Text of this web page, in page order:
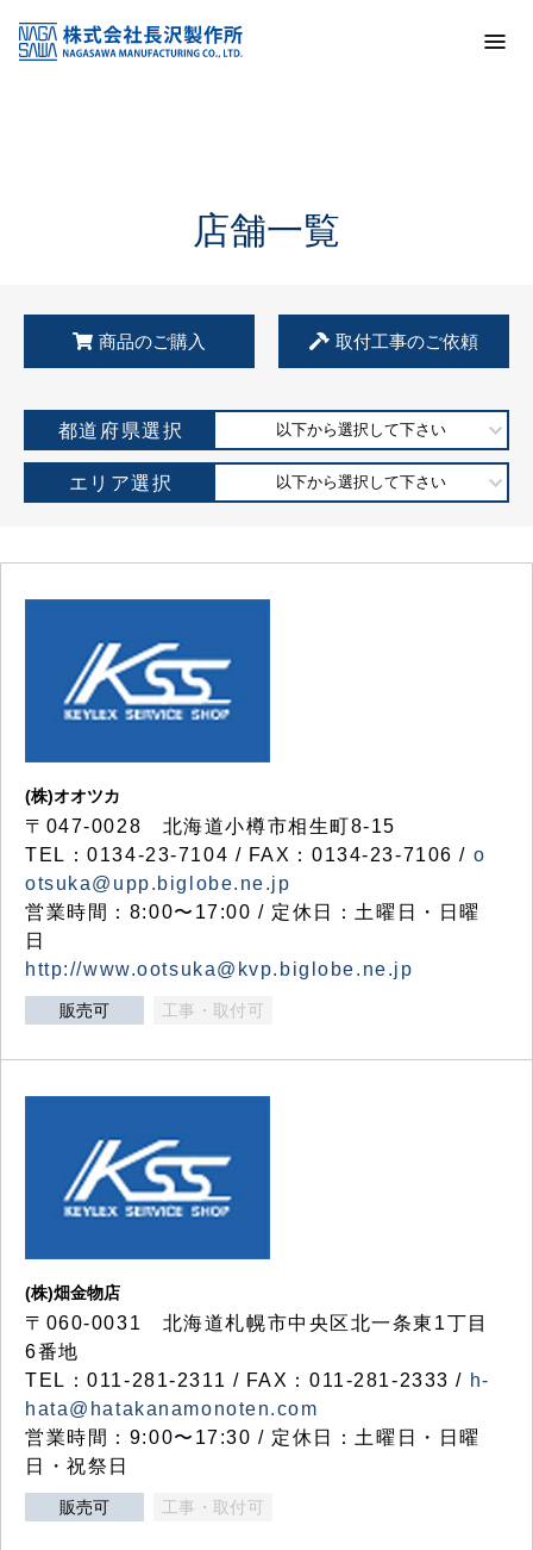
KSS加盟店・取扱店情報
店舗一覧
店舗一覧
商品のご購入 取付工事のご依頼
都道府県選択 以下から選択して下さい
エリア選択 以下から選択して下さい
(株)オオツカ
〒047-0028 北海道小樽市相生町8-15
TEL：0134-23-7104 / FAX：0134-23-7106 / o
otsuka@upp.biglobe.ne.jp
営業時間：8:00〜17:00 / 定休日：土曜日・日曜
日
http://www.ootsuka@kvp.biglobe.ne.jp
販売可 工事・取付可
(株)畑金物店
〒060-0031 北海道札幌市中央区北一条東1丁目
6番地
TEL：011-281-2311 / FAX：011-281-2333 / h-
hata@hatakanamonoten.com
営業時間：9:00〜17:30 / 定休日：土曜日・日曜
日・祝祭日
販売可 工事・取付可